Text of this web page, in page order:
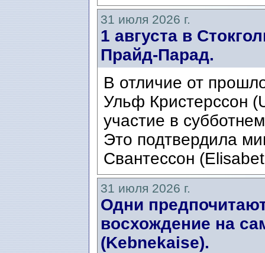
31 июля 2026 г.
1 августа в
Прайд-Парад.
В отличие от
Ульф Кристерссон
участие в
Это подтвердила
Свантессон
31 июля 2026 г.
Одни
восхождение на
(Kebnekaise).